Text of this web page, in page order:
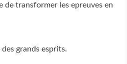
de transformer les epreuves en
grands esprits.